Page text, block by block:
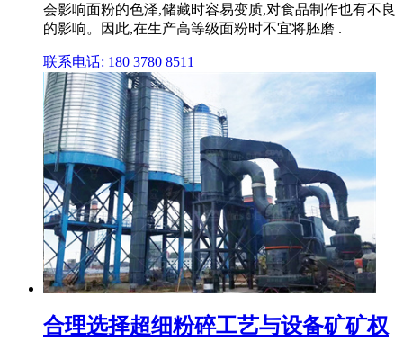
会影响面粉的色泽,储藏时容易变质,对食品制作也有不良
的影响。因此,在生产高等级面粉时不宜将胚磨 .
联系电话: 180 3780 8511
合理选择超细粉碎工艺与设备矿矿权